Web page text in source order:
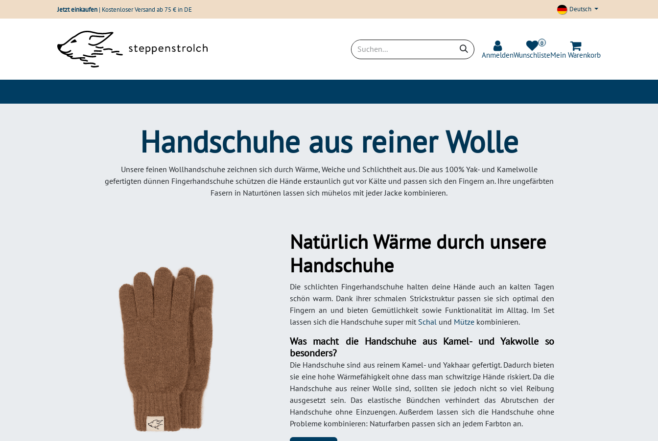
Zum Inhalt springenJetzt einkaufen | Kostenloser Versand ab 75 € in DE Deutsch
Anmelden
0
WunschlisteMein Warenkorb
Handschuhe aus reiner Wolle
Unsere feinen Wollhandschuhe zeichnen sich durch Wärme, Weiche und Schlichtheit aus. Die aus 100% Yak- und Kamelwolle
gefertigten dünnen Fingerhandschuhe schützen die Hände erstaunlich gut vor Kälte und passen sich den Fingern an. Ihre ungefärbten
Fasern in Naturtönen lassen sich mühelos mit jeder Jacke kombinieren.
Natürlich Wärme durch unsere
Handschuhe
Die schlichten Fingerhandschuhe halten deine Hände auch an kalten Tagen
schön warm. Dank ihrer schmalen Strickstruktur passen sie sich optimal den
Fingern an und bieten Gemütlichkeit sowie Funktionalität im Alltag. Im Set
lassen sich die Handschuhe super mit Schal und Mütze kombinieren.
Was macht die Handschuhe aus Kamel- und Yakwolle so
besonders?
Die Handschuhe sind aus reinem Kamel- und Yakhaar gefertigt. Dadurch bieten
sie eine hohe Wärmefähigkeit ohne dass man schwitzige Hände riskiert. Da die
Handschuhe aus reiner Wolle sind, sollten sie jedoch nicht so viel Reibung
ausgesetzt sein. Das elastische Bündchen verhindert das Abrutschen der
Handschuhe ohne Einzuengen. Außerdem lassen sich die Handschuhe ohne
Probleme kombinieren: Naturfarben passen sich an jedem Farbton an.